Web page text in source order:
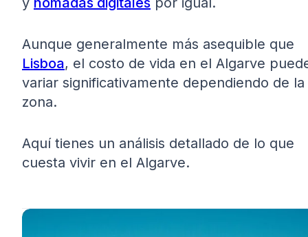
Aunque generalmente más asequible que
Lisboa, el costo de vida en el Algarve
variar significativamente dependiendo de la
zona.
Aquí tienes un análisis detallado de lo que
cuesta vivir en el Algarve.